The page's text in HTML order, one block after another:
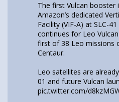
The first Vulcan booster
Amazon’s dedicated
Facility (VIF-A) at SLC-
continues for Leo
first of 38 Leo missions
Centaur.
Leo satellites are
01 and future Vulcan
pic.twitter.com/